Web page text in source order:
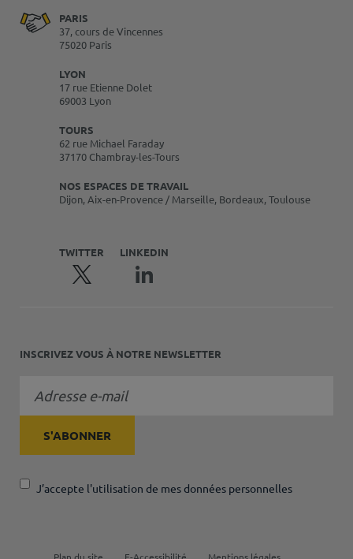
PARIS
37, cours de Vincennes
75020 Paris
LYON
17 rue Etienne Dolet
69003 Lyon
TOURS
62 rue Michael Faraday
37170 Chambray-les-Tours
NOS ESPACES DE TRAVAIL
Dijon, Aix-en-Provence / Marseille, Bordeaux, Toulouse
TWITTER LINKEDIN
INSCRIVEZ VOUS À NOTRE NEWSLETTER
J’accepte l'utilisation de mes données personnelles
Plan du site E-Accessibilité Mentions légales